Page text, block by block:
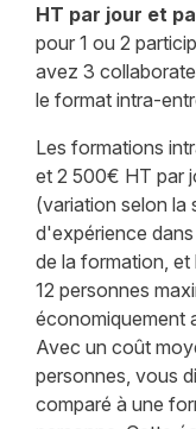
HT par jour et
pour 1 ou 2
avez 3
le format intra-
Les formations
et 2 500€ HT par
(variation selon la
d'expérience
de la formation,
12 personnes
économiquement
Avec un coût
personnes, vous
comparé à une